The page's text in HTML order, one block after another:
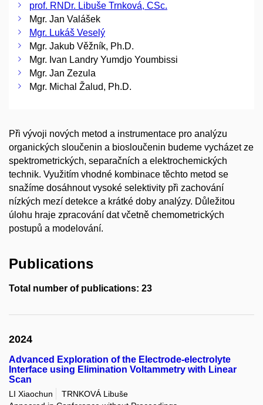
prof. RNDr. Libuše Trnková, CSc.
Mgr. Jan Valášek
Mgr. Lukáš Veselý
Mgr. Jakub Věžník, Ph.D.
Mgr. Ivan Landry Yumdjo Youmbissi
Mgr. Jan Zezula
Mgr. Michal Žalud, Ph.D.
Při vývoji nových metod a instrumentace pro analýzu
organických sloučenin a biosloučenin budeme vycházet ze
spektrometrických, separačních a elektrochemických
technik. Využitím vhodné kombinace těchto metod se
snažíme dosáhnout vysoké selektivity při zachování
nízkých mezí detekce a krátké doby analýzy. Důležitou
úlohu hraje zpracování dat včetně chemometrických
postupů a modelování.
Publications
Total number of publications: 23
2024
Advanced Exploration of the Electrode-electrolyte
Interface using Elimination Voltammetry with Linear
Scan
LI Xiaochun
TRNKOVÁ Libuše